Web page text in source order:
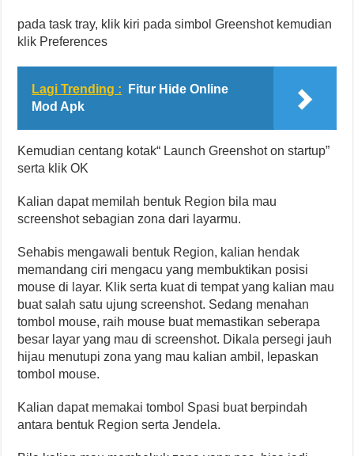
pada task tray, klik kiri pada simbol Greenshot kemudian
klik Preferences
Lagi Trending :
Fitur Hide Online
Mod Apk
Kemudian centang kotak“ Launch Greenshot on startup”
serta klik OK
Kalian dapat memilah bentuk Region bila mau
screenshot sebagian zona dari layarmu.
Sehabis mengawali bentuk Region, kalian hendak
memandang ciri mengacu yang membuktikan posisi
mouse di layar. Klik serta kuat di tempat yang kalian mau
buat salah satu ujung screenshot. Sedang menahan
tombol mouse, raih mouse buat memastikan seberapa
besar layar yang mau di screenshot. Dikala persegi jauh
hijau menutupi zona yang mau kalian ambil, lepaskan
tombol mouse.
Kalian dapat memakai tombol Spasi buat berpindah
antara bentuk Region serta Jendela.